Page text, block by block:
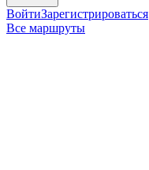
ВойтиЗарегистрироваться
Все маршруты